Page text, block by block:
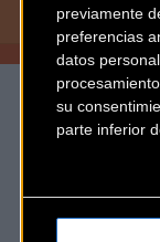
previamente
preferencias
datos
su
parte inferior